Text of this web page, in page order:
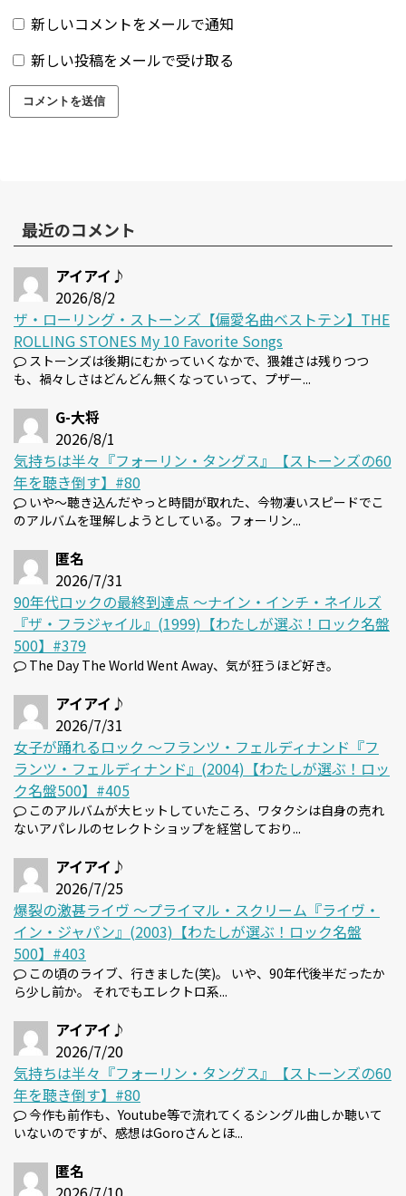
新しいコメントをメールで通知
新しい投稿をメールで受け取る
最近のコメント
アイアイ♪
2026/8/2
ザ・ローリング・ストーンズ【偏愛名曲ベストテン】THE
ROLLING STONES My 10 Favorite Songs
ストーンズは後期にむかっていくなかで、猥雑さは残りつつ
も、禍々しさはどんどん無くなっていって、プザー...
G-大将
2026/8/1
気持ちは半々『フォーリン・タングス』【ストーンズの60
年を聴き倒す】#80
いや～聴き込んだやっと時間が取れた、今物凄いスピードでこ
のアルバムを理解しようとしている。フォーリン...
匿名
2026/7/31
90年代ロックの最終到達点 〜ナイン・インチ・ネイルズ
『ザ・フラジャイル』(1999)【わたしが選ぶ！ロック名盤
500】#379
The Day The World Went Away、気が狂うほど好き。
アイアイ♪
2026/7/31
女子が踊れるロック 〜フランツ・フェルディナンド『フ
ランツ・フェルディナンド』(2004)【わたしが選ぶ！ロッ
ク名盤500】#405
このアルバムが大ヒットしていたころ、ワタクシは自身の売れ
ないアパレルのセレクトショップを経営しており...
アイアイ♪
2026/7/25
爆裂の激甚ライヴ 〜プライマル・スクリーム『ライヴ・
イン・ジャパン』(2003)【わたしが選ぶ！ロック名盤
500】#403
この頃のライブ、行きました(笑)。 いや、90年代後半だったか
ら少し前か。 それでもエレクトロ系...
アイアイ♪
2026/7/20
気持ちは半々『フォーリン・タングス』【ストーンズの60
年を聴き倒す】#80
今作も前作も、Youtube等で流れてくるシングル曲しか聴いて
いないのですが、感想はGoroさんとほ...
匿名